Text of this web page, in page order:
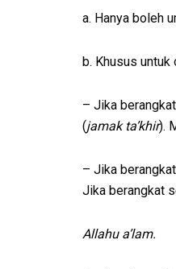
a. Hanya boleh
b. Khusus untuk
– Jika berangkat
(jamak ta’khir).
– Jika
Jika berangkat
Allahu a’lam.